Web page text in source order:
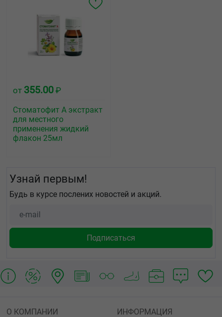
от 355.00 ₽
Стоматофит А экстракт
для местного
применения жидкий
флакон 25мл
Узнай первым!
Будь в курсе послених новостей и акций.
О КОМПАНИИ
ИНФОРМАЦИЯ